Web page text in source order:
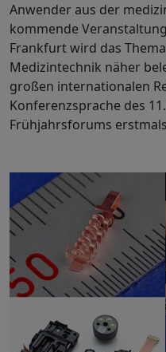
Anwender aus der
kommende
Frankfurt wird das
Medizintechnik näher
großen internationalen
Konferenzsprache des
Frühjahrsforums